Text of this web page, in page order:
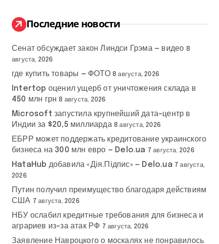
:
Последние новости
Сенат обсуждает закон Линдси Грэма — видео 8
августа, 2026
где купить товары — ФОТО 8 августа, 2026
Intertop оценил ущерб от уничтожения склада в
450 млн грн 8 августа, 2026
Microsoft запустила крупнейший дата-центр в
Индии за $20,5 миллиарда 8 августа, 2026
ЕБРР может поддержать кредитование украинского
бизнеса на 300 млн евро — Delo.ua 7 августа, 2026
HataHub добавила «Дія.Підпис» — Delo.ua 7 августа,
2026
Путин получил преимущество благодаря действиям
США 7 августа, 2026
НБУ ослабил кредитные требования для бизнеса и
аграриев из-за атак РФ 7 августа, 2026
Заявление Навроцкого о москалях не понравилось